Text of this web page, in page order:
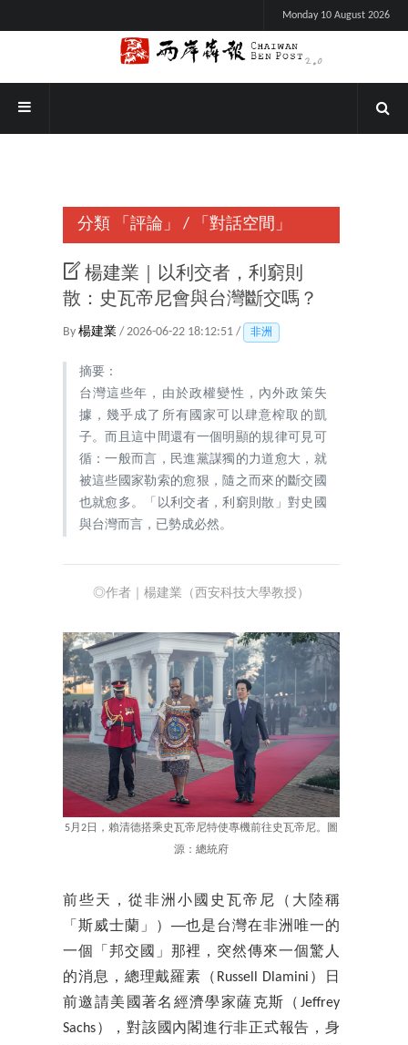
Monday 10 August 2026
分類 「評論」 / 「對話空間」
楊建業｜以利交者，利窮則
散：史瓦帝尼會與台灣斷交嗎？
By 楊建業 / 2026-06-22 18:12:51 / 非洲
摘要：
台灣這些年，由於政權變性，內外政策失
據，幾乎成了所有國家可以肆意榨取的凱
子。而且這中間還有一個明顯的規律可見可
循：一般而言，民進黨謀獨的力道愈大，就
被這些國家勒索的愈狠，隨之而來的斷交國
也就愈多。「以利交者，利窮則散」對史國
與台灣而言，已勢成必然。
◎作者｜楊建業（西安科技大學教授）
5月2日，賴清德搭乘史瓦帝尼特使專機前往史瓦帝尼。圖
源：總統府
前些天，從非洲小國史瓦帝尼（大陸稱
「斯威士蘭」）──也是台灣在非洲唯一的
一個「邦交國」那裡，突然傳來一個驚人
的消息，總理戴羅素（Russell Dlamini）日
前邀請美國著名經濟學家薩克斯（Jeffrey
Sachs），對該國內閣進行非正式報告，身